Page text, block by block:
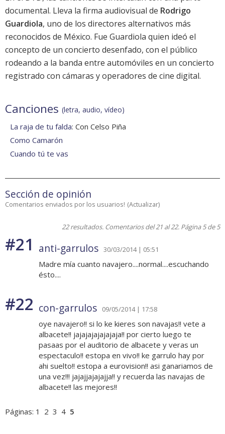
documental. Lleva la firma audiovisual de Rodrigo
Guardiola, uno de los directores alternativos más
reconocidos de México. Fue Guardiola quien ideó el
concepto de un concierto desenfado, con el público
rodeando a la banda entre automóviles en un concierto
registrado con cámaras y operadores de cine digital.
Canciones (letra, audio, vídeo)
La raja de tu falda: Con Celso Piña
Como Camarón
Cuando tú te vas
Sección de opinión
Comentarios enviados por los usuarios! (Actualizar)
22 resultados. Comentarios del 21 al 22. Página 5 de 5
#21 anti-garrulos 30/03/2014 | 05:51
Madre mía cuanto navajero....normal....escuchando
ésto....
#22 con-garrulos 09/05/2014 | 17:58
oye navajero!! si lo ke kieres son navajas!! vete a
albacete!! jajajajajajajaja!! por cierto luego te
pasaas por el auditorio de albacete y veras un
espectaculo!! estopa en vivo!! ke garrulo hay por
ahi suelto!! estopa a eurovision!! asi ganariamos de
una vez!!! jajajjajajajja!! y recuerda las navajas de
albacete!! las mejores!!
Páginas: 1 2 3 4 5